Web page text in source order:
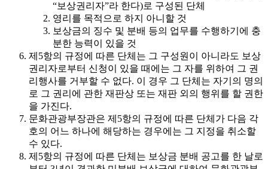
“보상권리자”라 한다)로 구성된 단체
영리를 목적으로 하지 아니할 것
보상금의 징수 및 분배 등의 업무를 수행하기에 충
분한 능력이 있을 것
제5항의 규정에 따른 단체는 그 구성원이 아니라도 보상
권리자로부터 신청이 있을 때에는 그 자를 위하여 그 권
리행사를 거부할 수 없다. 이 경우 그 단체는 자기의 명의
로 그 권리에 관한 재판상 또는 재판 외의 행위를 할 권한
을 가진다.
문화관광부장관은 제5항의 규정에 따른 단체가 다음 각
호의 어느 하나에 해당하는 경우에는 그 지정을 취소할
수 있다.
제5항의 규정에 따른 단체는 보상금 분배 공고를 한 날로